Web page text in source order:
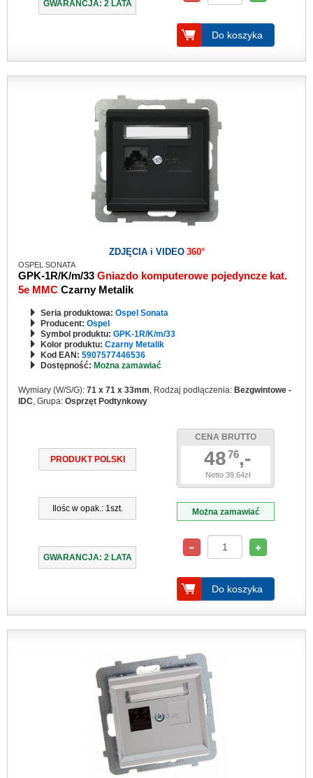
GWARANCJA: 2 LATA
Do koszyka
ZDJĘCIA i VIDEO 360°
OSPEL SONATA
GPK-1R/K/m/33 Gniazdo komputerowe pojedyncze kat.
5e MMC Czarny Metalik
Seria produktowa: Ospel Sonata
Producent: Ospel
Symbol produktu: GPK-1R/K/m/33
Kolor produktu: Czarny Metalik
Kod EAN: 5907577446536
Dostępność: Można zamawiać
Wymiary (W/S/G): 71 x 71 x 33mm, Rodzaj podłączenia: Bezgwintowe -
IDC, Grupa: Osprzęt Podtynkowy
PRODUKT POLSKI
Ilośc w opak.: 1szt.
GWARANCJA: 2 LATA
CENA BRUTTO
4876,-
Netto 39.64zł
Można zamawiać
Do koszyka